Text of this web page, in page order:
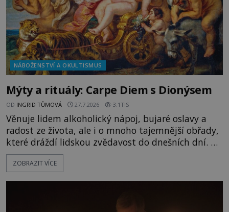
NÁBOŽENSTVÍ A OKULTISMUS
Mýty a rituály: Carpe Diem s Dionýsem
OD INGRID TŮMOVÁ 27.7.2026 3.1TIS
Věnuje lidem alkoholický nápoj, bujaré oslavy a
radost ze života, ale i o mnoho tajemnější obřady,
které dráždí lidskou zvědavost do dnešních dní. Co
doopravdy představuje bůh, jemuž Římané říkají
Bakchus? Mytologický příběh řeckého boha
ZOBRAZIT VÍCE